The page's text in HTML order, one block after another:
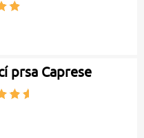
prsa Caprese